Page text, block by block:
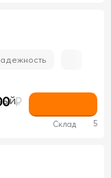
₽
Склад 5